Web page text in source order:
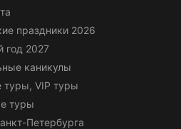
праздники 2026
год 2027
каникулы
туры, VIP туры
туры
Петербурга